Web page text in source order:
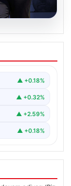
Arama
▲ +0.18%
▲ +0.32%
▲ +2.59%
▲ +0.18%